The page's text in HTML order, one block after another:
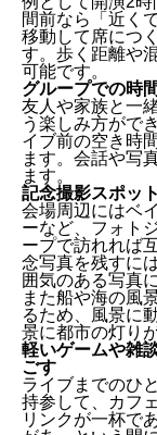
間前なら「近く
移動して席につ
す。歩く距離や
可能です。
グループでの時
友人や家族と一
う楽しみ方がで
イブ前の空き時
ます。会話や写
ます。
記念撮影スポッ
会場周辺にはベ
ーなど、フォト
ープで訪れれば
念写真を残すに
囲気のある写真
また船や海の風
るため、風景に
景に都市の灯り
軽いゲームや雑
ごす
ライブまでのひ
持参して、カフ
リンクが一杯で